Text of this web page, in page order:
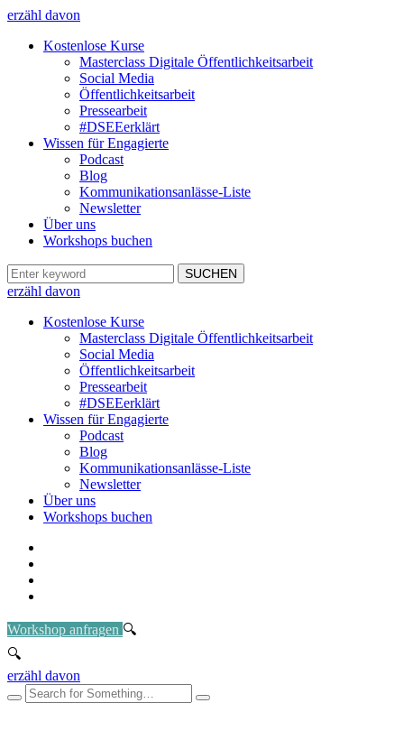
erzähl davon
Kostenlose Kurse
Masterclass Digitale Öffentlichkeitsarbeit
Social Media
Öffentlichkeitsarbeit
Pressearbeit
#DSEEerklärt
Wissen für Engagierte
Podcast
Blog
Kommunikationsanlässe-Liste
Newsletter
Über uns
Workshops buchen
erzähl davon
Kostenlose Kurse
Masterclass Digitale Öffentlichkeitsarbeit
Social Media
Öffentlichkeitsarbeit
Pressearbeit
#DSEEerklärt
Wissen für Engagierte
Podcast
Blog
Kommunikationsanlässe-Liste
Newsletter
Über uns
Workshops buchen
Workshop anfragen
erzähl davon